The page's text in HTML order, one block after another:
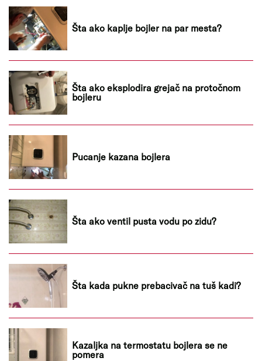
Šta ako kaplje bojler na par mesta?
Šta ako eksplodira grejač na protočnom
bojleru
Pucanje kazana bojlera
Šta ako ventil pusta vodu po zidu?
Šta kada pukne prebacivač na tuš kadi?
Kazaljka na termostatu bojlera se ne
pomera